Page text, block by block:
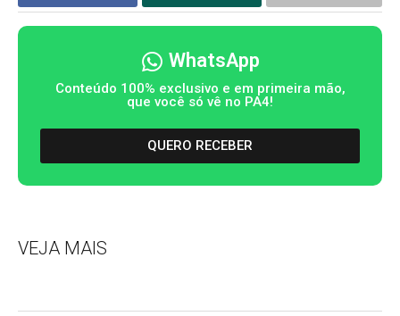
WhatsApp
Conteúdo 100% exclusivo e em primeira mão,
que você só vê no PA4!
QUERO RECEBER
VEJA MAIS